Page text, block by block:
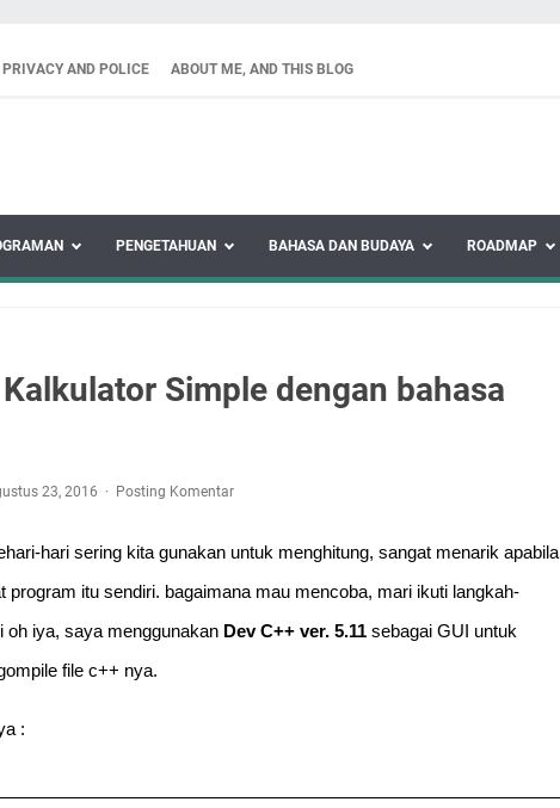
PRIVACY AND POLICE ABOUT ME, AND THIS BLOG
PENGETAHUAN BAHASA DAN BUDAYA ROADMAP
Simple dengan bahasa
23, 2016 Posting Komentar
hari sering kita gunakan untuk menghitung, sangat menarik apabila
program itu sendiri. bagaimana mau mencoba, mari ikuti langkah-
oh iya, saya menggunakan Dev C++ ver. 5.11 sebagai GUI untuk
file c++ nya.
: